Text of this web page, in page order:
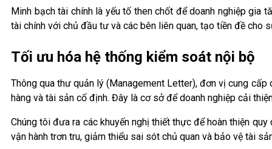
Minh bạch tài chính là yếu tố then chốt để doanh nghiệp gia
tài chính với chủ đầu tư và các bên liên quan, tạo tiền đề cho
Tối ưu hóa hệ thống kiểm soát nội bộ
Thông qua thư quản lý (Management Letter), đơn vị cung
hàng và tài sản cố định. Đây là cơ sở để doanh nghiệp cải
Chúng tôi đưa ra các khuyến nghị thiết thực để hoàn thiện
vận hành trơn tru, giảm thiểu sai sót chủ quan và bảo vệ tài